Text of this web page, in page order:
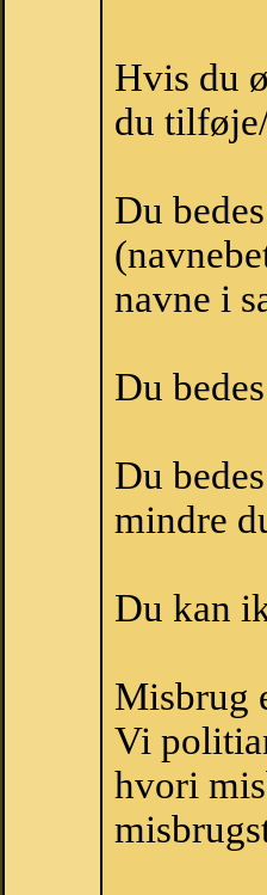
Hvis du
du
Du
navne i
Du
Du
mindre
Du kan
Misbrug
Vi
hvori